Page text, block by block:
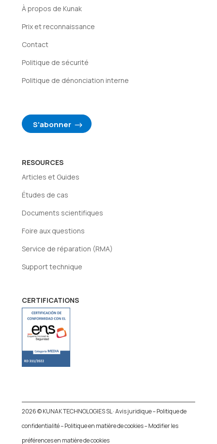
À propos de Kunak
Prix et reconnaissance
Contact
Politique de sécurité
Politique de dénonciation interne
S'abonner
RESOURCES
Articles et Guides
Études de cas
Documents scientifiques
Foire aux questions
Service de réparation (RMA)
Support technique
CERTIFICATIONS
2026 © KUNAK TECHNOLOGIES SL ·Avis juridique–Politique de
confidentialité–Politique en matière de cookies–Modifier les
préférences en matière de cookies